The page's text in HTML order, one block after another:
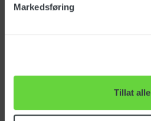
Markedsføring
Tillat alle
Tolltariff:84249000
Spenning: 36 Volt